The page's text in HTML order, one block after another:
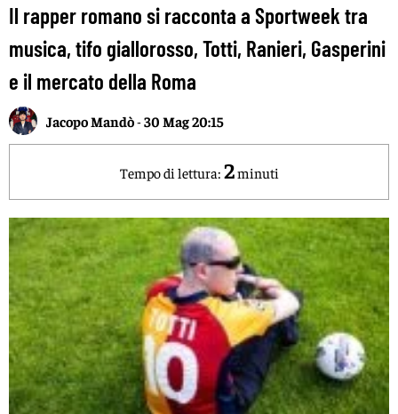
Il rapper romano si racconta a Sportweek tra
musica, tifo giallorosso, Totti, Ranieri, Gasperini
e il mercato della Roma
Jacopo Mandò-30 Mag 20:15
Tempo di lettura: 2minuti